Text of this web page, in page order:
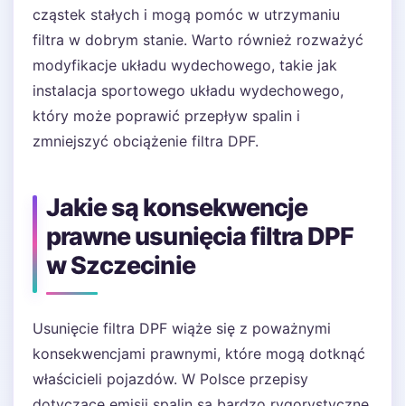
cząstek stałych i mogą pomóc w utrzymaniu
filtra w dobrym stanie. Warto również rozważyć
modyfikacje układu wydechowego, takie jak
instalacja sportowego układu wydechowego,
który może poprawić przepływ spalin i
zmniejszyć obciążenie filtra DPF.
Jakie są konsekwencje
prawne usunięcia filtra DPF
w Szczecinie
Usunięcie filtra DPF wiąże się z poważnymi
konsekwencjami prawnymi, które mogą dotknąć
właścicieli pojazdów. W Polsce przepisy